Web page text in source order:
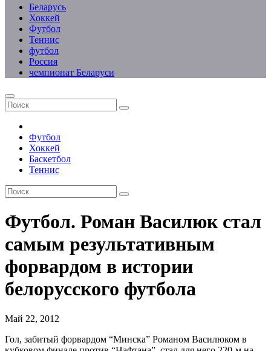
Беларусь
Хоккей
Футбол
Теннис
футбол
Россия
чемпионат Беларуси
Футбол
Хоккей
Баскетбол
Теннис
Футбол. Роман Василюк стал
самым результативным
форвардом в истории
белорусского футбола
Май 22, 2012
Гол, забитый форвардом “Минска” Романом Василюком в